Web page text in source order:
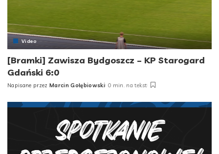
Video
[Bramki] Zawisza Bydgoszcz – KP Starogard
Gdański 6:0
Posted
Napisane przez Marcin Gołębiowski 0 min. na tekst